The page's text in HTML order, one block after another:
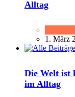
Alltag
1. März
Die Welt
im Alltag